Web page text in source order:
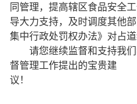
同管理，提高辖区食品安全
导大力支持，及时调度其他
集中行政处罚权办法》对占道
请您继续监督和支持我
督管理工作提出的宝贵建
议